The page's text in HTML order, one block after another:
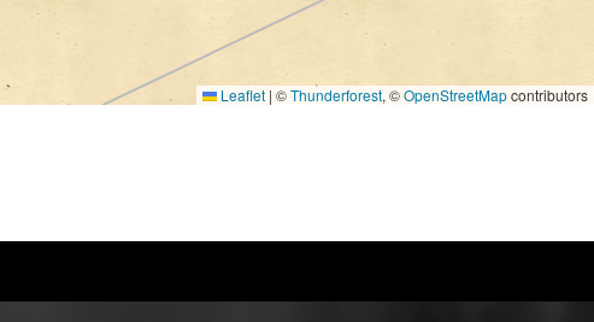
Leaflet | ©Thunderforest, ©OpenStreetMapcontributors